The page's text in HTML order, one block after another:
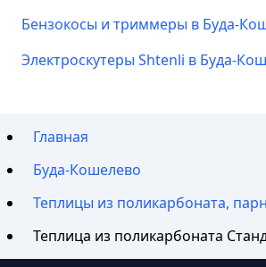
Бензокосы и триммеры в Буда-
Электроскутеры Shtenli в Буда-
Главная
Буда-Кошелево
Теплицы из поликарбоната,
Теплица из поликарбоната